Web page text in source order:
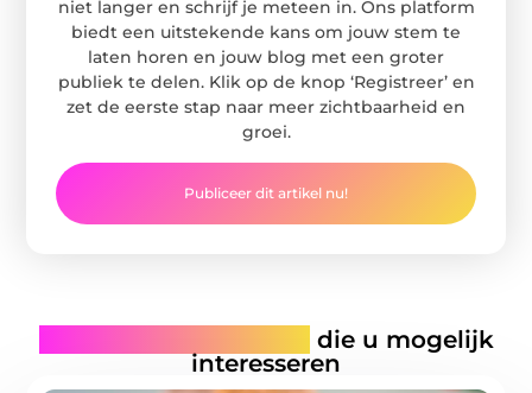
niet langer en schrijf je meteen in. Ons platform
biedt een uitstekende kans om jouw stem te
laten horen en jouw blog met een groter
publiek te delen. Klik op de knop ‘Registreer’ en
zet de eerste stap naar meer zichtbaarheid en
groei.
Publiceer dit artikel nu!
die u mogelijk
interesseren